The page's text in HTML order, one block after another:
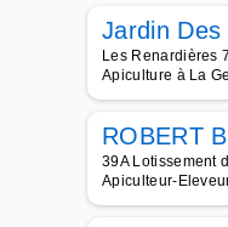
Jardin
Les Renardières
Apiculture à La
ROBERT
39A Lotissement
Apiculteur-